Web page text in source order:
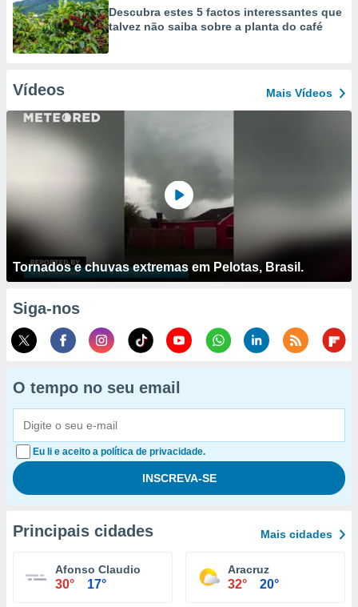
Descubra estes 5 factos interessantes que
talvez não saiba sobre a planta do café
Vídeos Mais Vídeos
Tornados e chuvas extremas em Pelotas, Brasil.
Siga-nos
O tempo no seu email
Eu li e aceito a política de privacidade.
Principais cidades Mais cidades
Afonso Claudio
30° 17°
Aracruz
32° 20°